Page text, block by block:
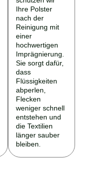
Ihre Polster
nach der
Reinigung mit
einer
hochwertigen
Imprägnierung.
Sie sorgt dafür,
dass
Flüssigkeiten
abperlen,
Flecken
weniger schnell
entstehen und
die Textilien
länger sauber
bleiben.